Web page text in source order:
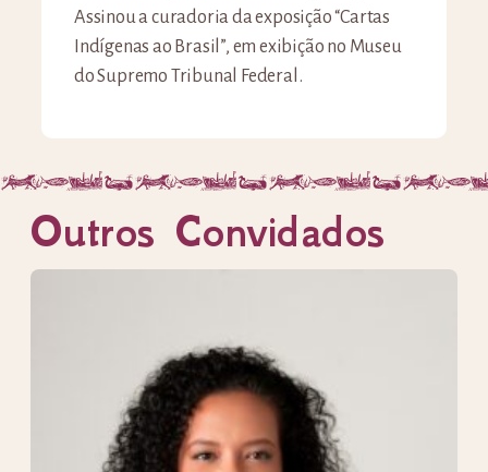
Assinou a curadoria da exposição “Cartas
Indígenas ao Brasil”, em exibição no Museu
do Supremo Tribunal Federal.
Outros Convidados